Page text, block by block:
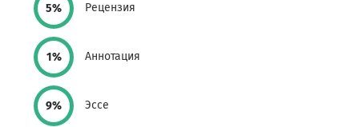
5% Рецензия
1% Аннотация
9% Эссе